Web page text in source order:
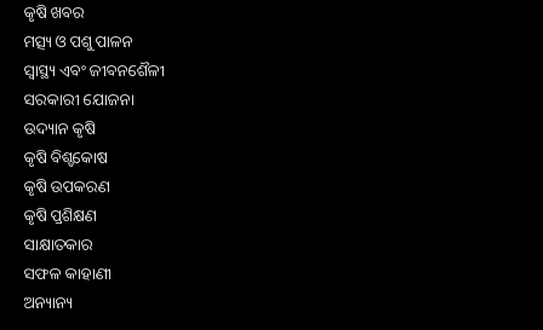
କୃଷି ଖବର
ମତ୍ସ୍ୟ ଓ ପଶୁ ପାଳନ
ସ୍ୱାସ୍ଥ୍ୟ ଏବଂ ଜୀବନଶୈଳୀ
ସରକାରୀ ଯୋଜନା
ଉଦ୍ୟାନ କୃଷି
କୃଷି ବିଶ୍ବକୋଷ
କୃଷି ଉପକରଣ
କୃଷି ପ୍ରଶିକ୍ଷଣ
ସାକ୍ଷାତକାର
ସଫଳ କାହାଣୀ
ଅନ୍ୟାନ୍ୟ